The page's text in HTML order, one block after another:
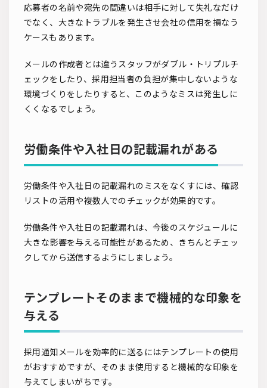
応募者の名前や宛先の間違いは相手に対して失礼なだけ
でなく、大きなトラブルを発生させ会社の信用を損なう
ケースもあります。
メールの作成者とは違うスタッフがダブル・トリプルチ
ェックをしたり、採用担当者の負担が集中しないような
環境づくりをしたりすると、このようなミスは発生しに
くくなるでしょう。
労働条件や入社日の記載漏れがある
労働条件や入社日の記載漏れのミスをなくすには、確認
リストの活用や複数人でのチェックが効果的です。
労働条件や入社日の記載漏れは、今後のスケジュールに
大きな影響を与える可能性があるため、きちんとチェッ
クしてから送信するようにしましょう。
テンプレートそのままで機械的な印象を
与える
採用通知メールを効率的に送るにはテンプレートの使用
がおすすめですが、そのまま使用すると機械的な印象を
与えてしまいがちです。